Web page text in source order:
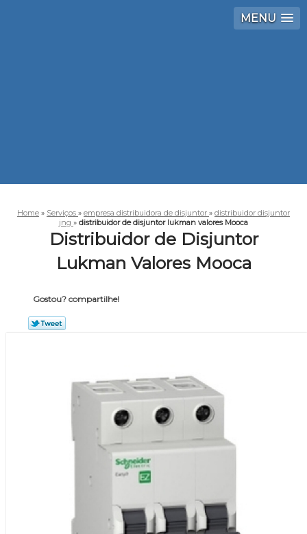
MENU
Home » Serviços » empresa distribuidora de disjuntor » distribuidor disjuntor
jng » distribuidor de disjuntor lukman valores Mooca
Distribuidor de Disjuntor
Lukman Valores Mooca
Gostou? compartilhe!